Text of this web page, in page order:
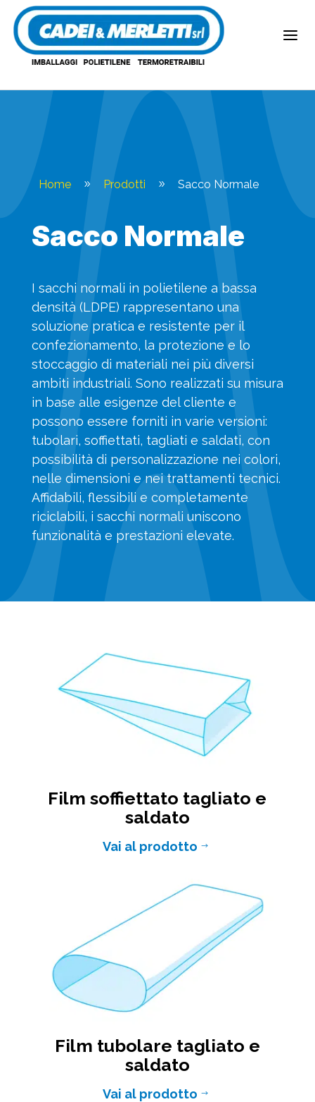
a
Home 9 Prodotti 9 Sacco Normale
Sacco Normale
I sacchi normali in polietilene a bassa
densità (LDPE) rappresentano una
soluzione pratica e resistente per il
confezionamento, la protezione e lo
stoccaggio di materiali nei più diversi
ambiti industriali. Sono realizzati su misura
in base alle esigenze del cliente e
possono essere forniti in varie versioni:
tubolari, soffiettati, tagliati e saldati, con
possibilità di personalizzazione nei colori,
nelle dimensioni e nei trattamenti tecnici.
Affidabili, flessibili e completamente
riciclabili, i sacchi normali uniscono
funzionalità e prestazioni elevate.
Film soffiettato tagliato e
saldato
Vai al prodotto $
Film tubolare tagliato e
saldato
Vai al prodotto $